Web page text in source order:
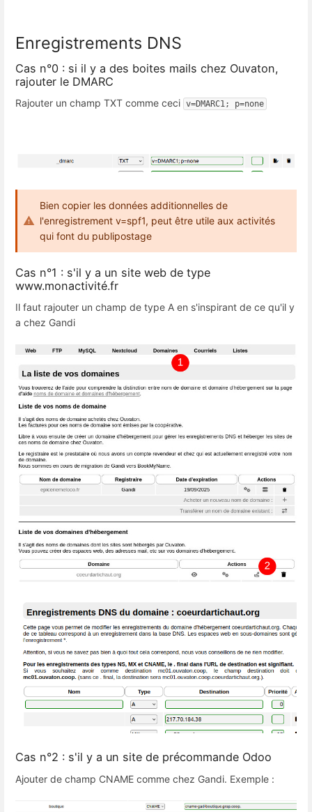
Enregistrements DNS
Cas n°0 : si il y a des boites mails chez Ouvaton,
rajouter le DMARC
Rajouter un champ TXT comme ceci v=DMARC1; p=none
Bien copier les données additionnelles de
l'enregistrement v=spf1, peut être utile aux activités
qui font du publipostage
Cas n°1 : s'il y a un site web de type
www.monactivité.fr
Il faut rajouter un champ de type A en s'inspirant de ce qu'il y
a chez Gandi
Cas n°2 : s'il y a un site de précommande Odoo
Ajouter de champ CNAME comme chez Gandi. Exemple :